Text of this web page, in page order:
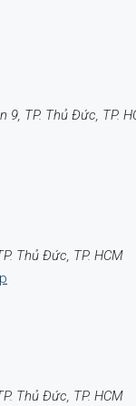
9, TP. Thủ Đức, TP.
Thủ Đức, TP. HCM
Thủ Đức, TP. HCM